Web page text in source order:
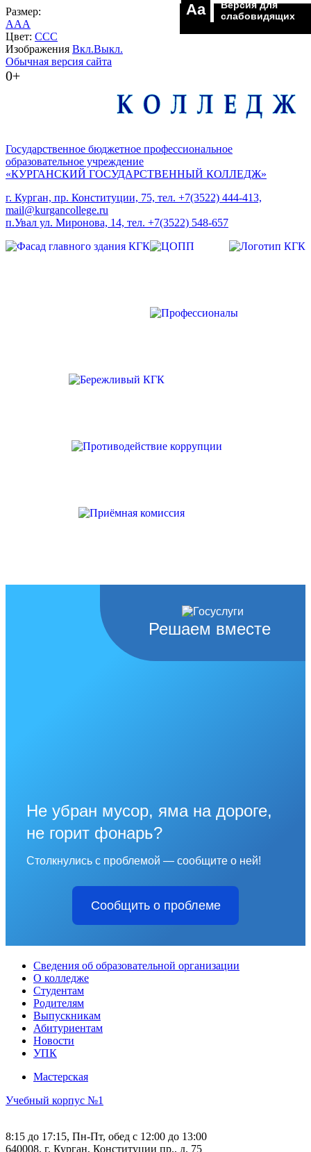
Размер:
AAA
Цвет: CCC
Изображения Вкл.Выкл.
Обычная версия сайта
0+
Aa
Версия для
слабовидящих
Государственное бюджетное профессиональное
образовательное учреждение
«КУРГАНСКИЙ ГОСУДАРСТВЕННЫЙ КОЛЛЕДЖ»
г. Курган, пр. Конституции, 75, тел. +7(3522) 444-413,
mail@kurgancollege.ru
п.Увал ул. Миронова, 14, тел. +7(3522) 548-657
Решаем вместе
Не убран мусор, яма на дороге,
не горит фонарь?
Столкнулись с проблемой — сообщите о ней!
Сообщить о проблеме
Сведения об образовательной организации
О колледже
Студентам
Родителям
Выпускникам
Абитуриентам
Новости
УПК
Мастерская
Учебный корпус №1
8:15 до 17:15, Пн-Пт, обед с 12:00 до 13:00
640008, г. Курган, Конституции пр., д. 75